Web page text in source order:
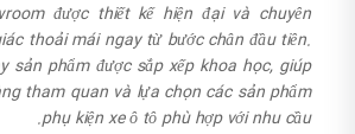
được thiết kế hiện đại và chuyên
thoải mái ngay từ bước chân đầu tiên.
sản phẩm được sắp xếp khoa học, giúp
tham quan và lựa chọn các sản phẩm
phụ kiện xe ô tô phù hợp với nhu cầu.